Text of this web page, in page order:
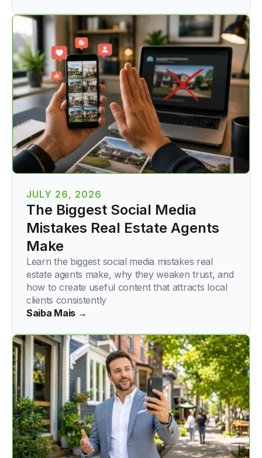
JULY 26, 2026
The Biggest Social Media
Mistakes Real Estate Agents
Make
Learn the biggest social media mistakes real
estate agents make, why they weaken trust, and
how to create useful content that attracts local
clients consistently
Saiba Mais →